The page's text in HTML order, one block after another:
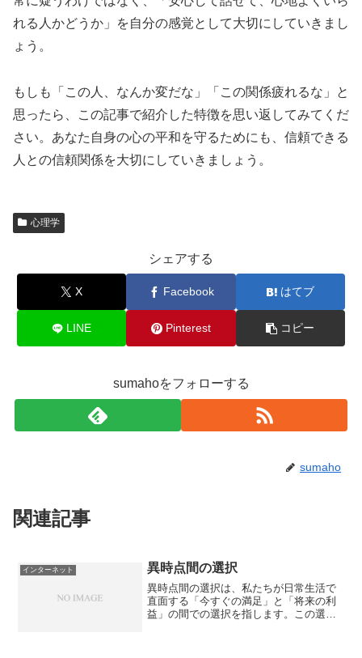
れる人かどうか」を自分の感覚として大切にしていきまし
ょう。
もしも「この人、なんか変だな」「この関係疲れるな」と
思ったら、この記事で紹介した特徴を思い返してみてくだ
さい。あなた自身の心の平和を守るためにも、信頼できる
人との信頼関係を大切にしていきましょう。
心理学
シェアする
X Facebook はてブ
LINE Pinterest コピー
sumahoをフォローする
sumaho
関連記事
インターネット 異時点間の選択
異時点間の選択は、私たちが日常生活で
直面する「今すぐの満足」と「将来の利
益」の間での選択を指します。この選択